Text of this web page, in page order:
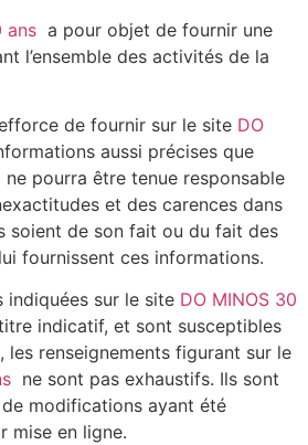
ans a pour objet de fournir une
l’ensemble des activités de la
de fournir sur le site DO
aussi précises que
pourra être tenue responsable
et des carences dans
soient de son fait ou du fait des
fournissent ces informations.
indiquées sur le site DO MINOS 30
indicatif, et sont susceptibles
les renseignements figurant sur le
ne sont pas exhaustifs. Ils sont
modifications ayant été
mise en ligne.